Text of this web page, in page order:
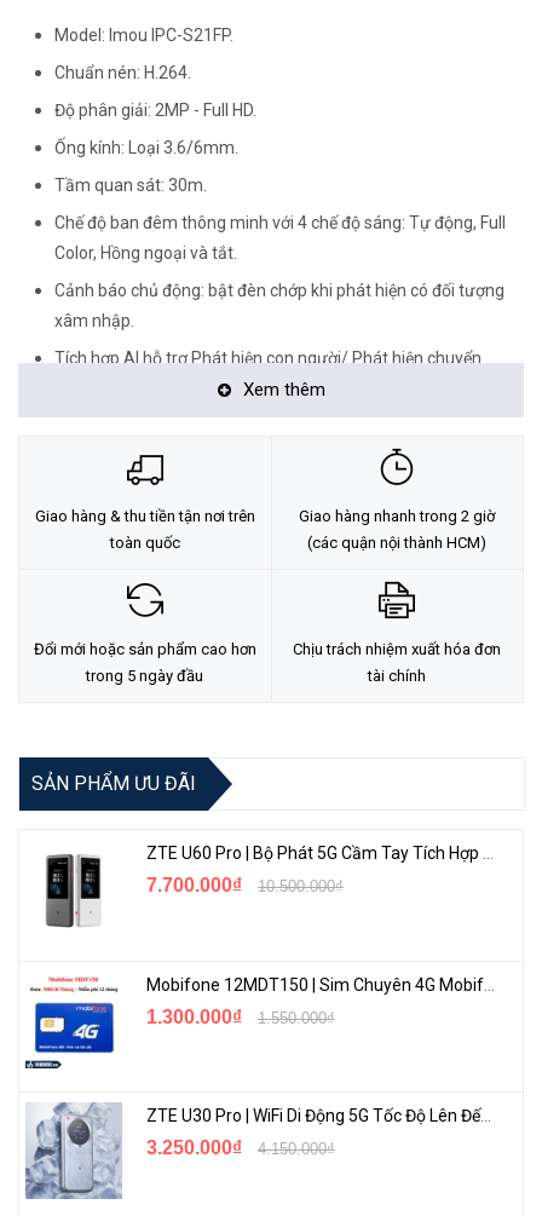
Model: Imou IPC-S21FP.
Chuẩn nén: H.264.
Độ phân giải: 2MP - Full HD.
Ống kính: Loại 3.6/6mm.
Tầm quan sát: 30m.
Chế độ ban đêm thông minh với 4 chế độ sáng: Tự động, Full
Color, Hồng ngoại và tắt.
Cảnh báo chủ động: bật đèn chớp khi phát hiện có đối tượng
xâm nhập.
Tích hợp AI hỗ trợ Phát hiện con người/ Phát hiện chuyển
động/ Vùng có thể định cấu hình.
Hỗ trợ chuẩn IP66.
Độ Phân Giải Sắc Nét
Camera Imou IPC-S21FPlà giải pháp giám sát an ninh hoàn hảo,
hoạt động liên tục 24/7. Với độ phân giải 2MP, camera này cung
cấp hình ảnh sắc nét cả ngày lẫn đêm, đồng thời đảm bảo màu sắc
Xem thêm
Giao hàng & thu tiền tận nơi trên
toàn quốc
Giao hàng nhanh trong 2 giờ
(các quận nội thành HCM)
Đổi mới hoặc sản phẩm cao hơn
trong 5 ngày đầu
Chịu trách nhiệm xuất hóa đơn
tài chính
SẢN PHẨM ƯU ĐÃI
ZTE U60 Pro | Bộ Phát 5G Cầm Tay Tích Hợp Công Nghệ WiFi 7, Pin 10000mAh
7.700.000₫ 10.500.000₫
1.300.000₫ 1.550.000₫
ZTE U30 Pro | WiFi Di Động 5G Tốc Độ Lên Đến 500Mbps, Màn Hình Cảm Ứng
3.250.000₫ 4.150.000₫